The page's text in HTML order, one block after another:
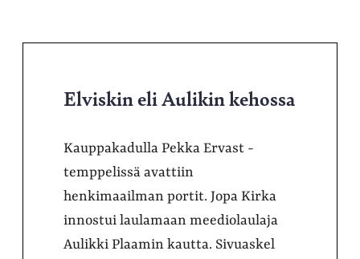
Elviskin eli Aulikin kehossa
Kauppakadulla Pekka Ervast -
temppelissä avattiin
henkimaailman portit. Jopa Kirka
innostui laulamaan meediolaulaja
Aulikki Plaamin kautta. Sivuaskel